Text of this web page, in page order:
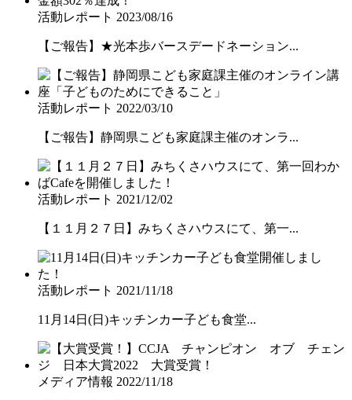
活動レポート 2023/08/16
【ご報告】★光本歩バースデードネーション...
活動レポート 2022/03/10
【ご報告】静岡県こども家庭課主催のオンラ...
活動レポート 2021/12/02
【１１月２７日】みちくさハウスにて、第一...
活動レポート 2021/11/18
11月14日(日)キッチンカー子ども食堂...
メディア情報 2022/11/18